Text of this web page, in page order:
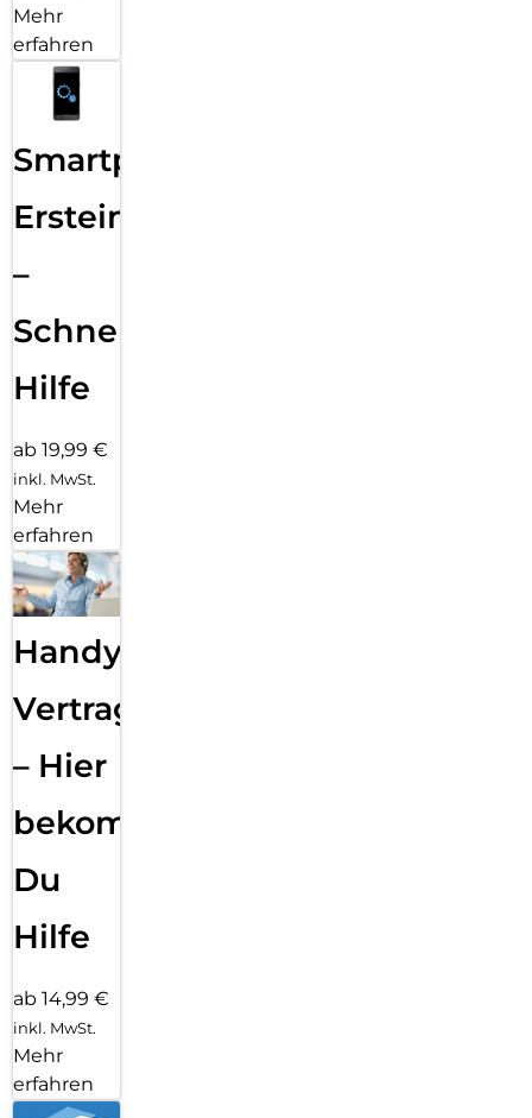
Mehr
erfahren
Smartphone
Ersteinrichtung
–
Schnelle
Hilfe
ab 19,99 €
inkl. MwSt.
Mehr
erfahren
Handy
Vertragsabwicklung
– Hier
bekommst
Du
Hilfe
ab 14,99 €
inkl. MwSt.
Mehr
erfahren